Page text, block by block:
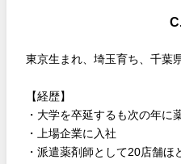
東京生まれ、埼玉育ち、千葉
【経歴】
・大学を卒延するも次の年に
・上場企業に入社
・派遣薬剤師として20店舗ほ